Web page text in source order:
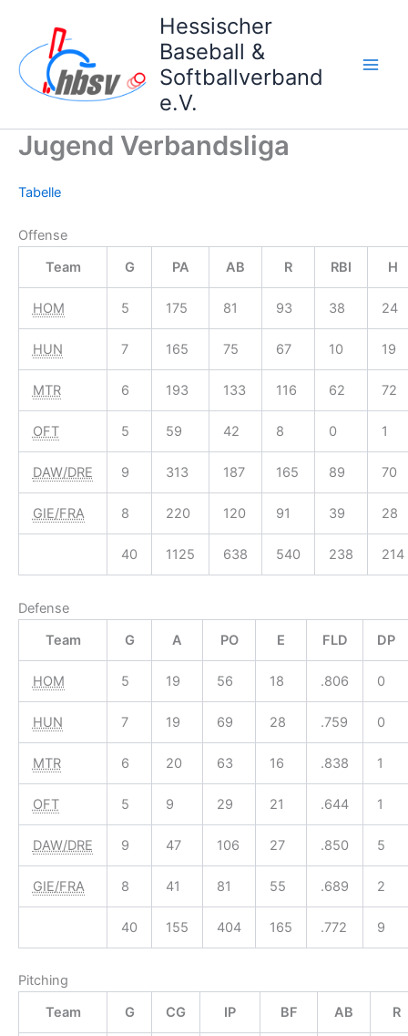
springen
Hessischer
Baseball &
Softballverband
e.V.
Jugend Verbandsliga
Tabelle
Offense
Team
G PA AB R RBI H
HOM 5 175 81 93 38 24
HUN 7 165 75 67 10 19
MTR 6 193 133 116 62 72
OFT 5 59 42 8 0 1
DAW/DRE 9 313 187 165 89 70
GIE/FRA 8 220 120 91 39 28
40 1125 638 540 238 214
Defense
Team
G A PO E FLD DP
HOM 5 19 56 18 .806 0
HUN 7 19 69 28 .759 0
MTR 6 20 63 16 .838 1
OFT 5 9 29 21 .644 1
DAW/DRE 9 47 106 27 .850 5
GIE/FRA 8 41 81 55 .689 2
40 155 404 165 .772 9
Pitching
Team
G CG IP BF AB R